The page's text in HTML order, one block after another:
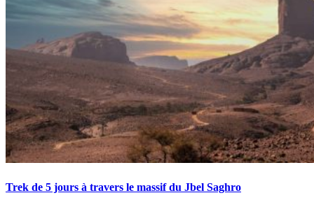
Trek de 5 jours à travers le massif du Jbel Saghro